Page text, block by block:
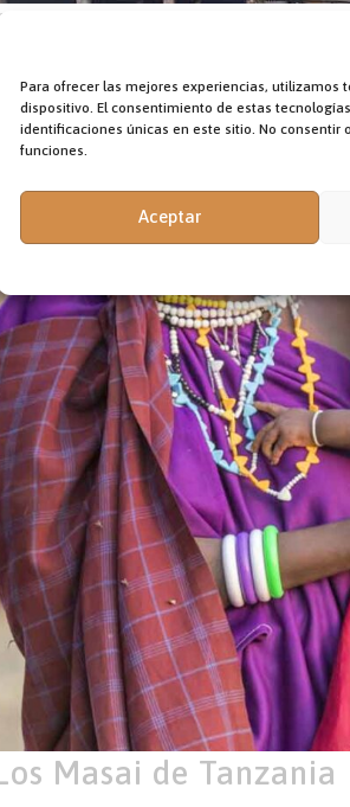
Para ofrecer las mejores experiencias,
dispositivo. El consentimiento de estas
identificaciones únicas en este sitio. No
funciones.
Aceptar
cercanía y
" 0202 "/" 25
más rápido?». Es el grito de dolor
(Valencia), un pueblo de más de
y negocios de muchos de sus
Masai de Tanzania